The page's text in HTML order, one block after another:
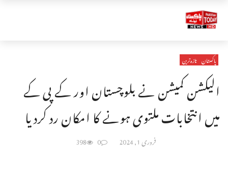
پاکستان تازہ ترین
الیکشن کمیشن نے بلوچستان اور کے پی کے
میں انتخابات ملتوی ہونے کا امکان رد کردیا
فروری 1, 2024 0
398